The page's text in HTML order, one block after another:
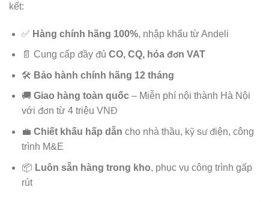
kết:
✅ Hàng chính hãng 100%, nhập khẩu từ Andeli
📄 Cung cấp đầy đủ CO, CQ, hóa đơn VAT
🛠️ Bảo hành chính hãng 12 tháng
🚚 Giao hàng toàn quốc– Miễn phí nội thành Hà Nội
với đơn từ 4 triệu VNĐ
💼 Chiết khấu hấp dẫn cho nhà thầu, kỹ sư điện, công
trình M&E
📦 Luôn sẵn hàng trong kho, phục vụ công trình gấp
rút